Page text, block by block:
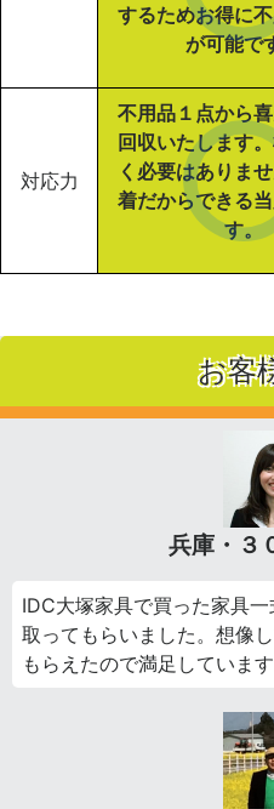
するためお得に
が可能で
対応力
不用品１点から
回収いたします
く必要はありま
着だからできる
す。
お客
兵庫・３
IDC大塚家具で買った家具
取ってもらいました。想像
もらえたので満足しています